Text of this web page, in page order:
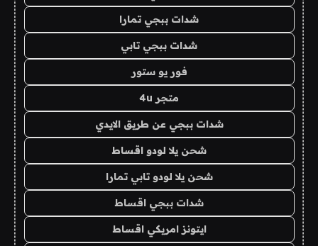
شدات ببجي تمارا
شدات ببجي تابي
فور يو ستور
متجر 4u
شدات ببجي عن طريق الايدي
شحن يلا لودو اقساط
شحن يلا لودو تابي تمارا
شدات ببجي اقساط
ايتونز امريكي اقساط